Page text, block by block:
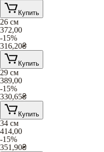
Купить
26 см
372,00
-15%
316,20₴
Купить
29 см
389,00
-15%
330,65₴
Купить
34 см
414,00
-15%
351,90₴